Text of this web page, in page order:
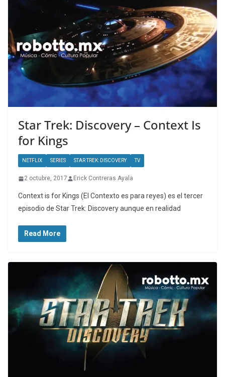
Star Trek: Discovery – Context Is
for Kings
NETFLIX SERIES STAR TREK: DISCOVERY TV
2 octubre, 2017 Erick Contreras Ayala
Context is for Kings (El Contexto es para reyes) es el tercer
episodio de Star Trek: Discovery aunque en realidad
Read More